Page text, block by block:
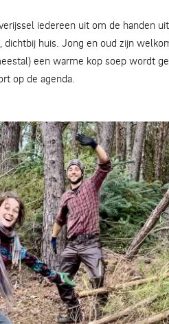
iedereen uit om de handen
huis. Jong en oud zijn
een warme kop soep wordt
op de agenda.